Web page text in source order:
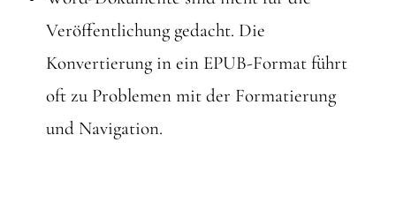
Veröffentlichung gedacht. Die
Konvertierung in ein EPUB-Format führt
oft zu Problemen mit der Formatierung
und Navigation.